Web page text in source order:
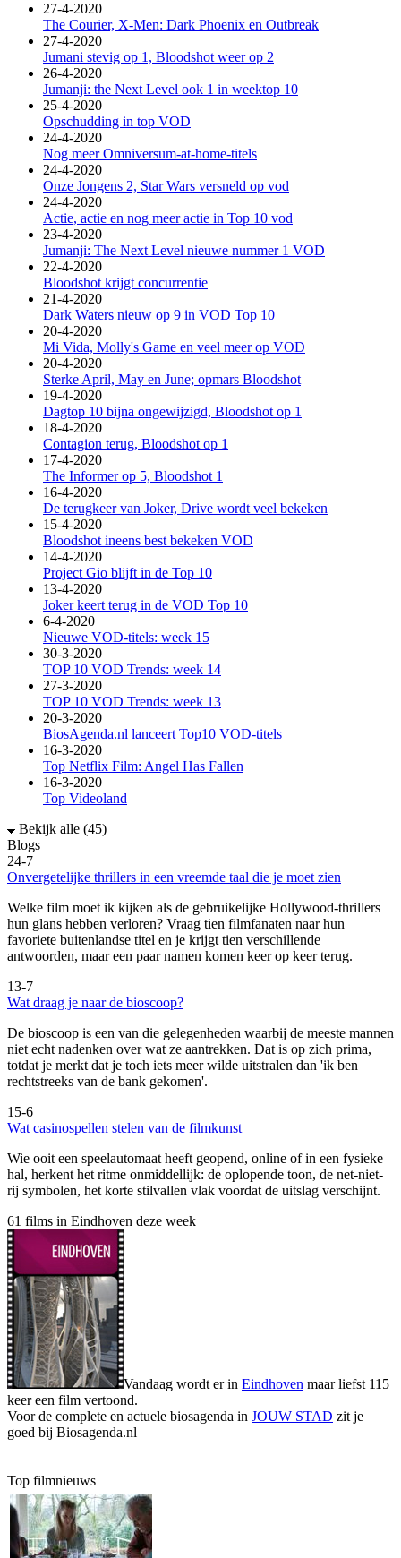
27-4-2020
The Courier, X-Men: Dark Phoenix en Outbreak
27-4-2020
Jumani stevig op 1, Bloodshot weer op 2
26-4-2020
Jumanji: the Next Level ook 1 in weektop 10
25-4-2020
Opschudding in top VOD
24-4-2020
Nog meer Omniversum-at-home-titels
24-4-2020
Onze Jongens 2, Star Wars versneld op vod
24-4-2020
Actie, actie en nog meer actie in Top 10 vod
23-4-2020
Jumanji: The Next Level nieuwe nummer 1 VOD
22-4-2020
Bloodshot krijgt concurrentie
21-4-2020
Dark Waters nieuw op 9 in VOD Top 10
20-4-2020
Mi Vida, Molly's Game en veel meer op VOD
20-4-2020
Sterke April, May en June; opmars Bloodshot
19-4-2020
Dagtop 10 bijna ongewijzigd, Bloodshot op 1
18-4-2020
Contagion terug, Bloodshot op 1
17-4-2020
The Informer op 5, Bloodshot 1
16-4-2020
De terugkeer van Joker, Drive wordt veel bekeken
15-4-2020
Bloodshot ineens best bekeken VOD
14-4-2020
Project Gio blijft in de Top 10
13-4-2020
Joker keert terug in de VOD Top 10
6-4-2020
Nieuwe VOD-titels: week 15
30-3-2020
TOP 10 VOD Trends: week 14
27-3-2020
TOP 10 VOD Trends: week 13
20-3-2020
BiosAgenda.nl lanceert Top10 VOD-titels
16-3-2020
Top Netflix Film: Angel Has Fallen
16-3-2020
Top Videoland
Bekijk alle (45)
Blogs
24-7
Onvergetelijke thrillers in een vreemde taal die je moet zien
Welke film moet ik kijken als de gebruikelijke Hollywood-thrillers
hun glans hebben verloren? Vraag tien filmfanaten naar hun
favoriete buitenlandse titel en je krijgt tien verschillende
antwoorden, maar een paar namen komen keer op keer terug.
13-7
Wat draag je naar de bioscoop?
De bioscoop is een van die gelegenheden waarbij de meeste mannen
niet echt nadenken over wat ze aantrekken. Dat is op zich prima,
totdat je merkt dat je toch iets meer wilde uitstralen dan 'ik ben
rechtstreeks van de bank gekomen'.
15-6
Wat casinospellen stelen van de filmkunst
Wie ooit een speelautomaat heeft geopend, online of in een fysieke
hal, herkent het ritme onmiddellijk: de oplopende toon, de net-niet-
rij symbolen, het korte stilvallen vlak voordat de uitslag verschijnt.
61 films in Eindhoven deze week
Vandaag wordt er in Eindhoven maar liefst 115
keer een film vertoond.
Voor de complete en actuele biosagenda in JOUW STAD zit je
goed bij Biosagenda.nl
Top filmnieuws